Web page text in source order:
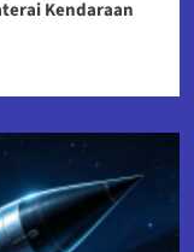
Kendaraan